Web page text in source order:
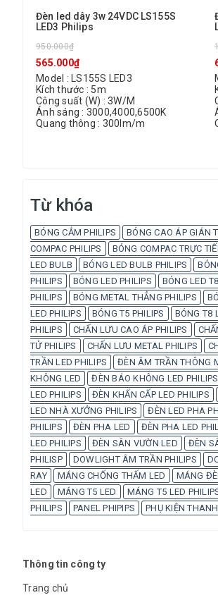
Đèn led dây 3w 24VDC LS155S
LED3 Philips
950.000₫
565.000₫
Model : LS155S LED3
Kích thước : 5m
Công suất (W) : 3W/M
Ánh sáng : 3000,4000,6500K
Quang thông : 300lm/m
Từ khóa
BÓNG CẮM PHILIPS BÓNG CAO ÁP GIÁN
COMPAC PHILIPS
BÓNG COMPAC TRỰC
LED BULB
BÓNG LED BULB PHILIPS
PHILIPS
BÓNG LED PHILIPS BÓNG LED T8
PHILIPS
BÓNG METAL THẲNG PHILIPS
LED PHILIPS
BÓNG T5 PHILIPS BÓNG T8
PHILIPS
CHẤN LƯU CAO ÁP PHILIPS
TỬ PHILIPS
CHẤN LƯU METAL PHILIPS
TRẦN LED PHILIPS
ĐÈN ÂM TRẦN THÔNG
KHÔNG LED
ĐÈN BÁO KHÔNG LED PHILIPS
LED PHILIPS
ĐÈN KHẨN CẤP LED PHILIPS
LED NHÀ XƯỞNG PHILIPS
ĐÈN LED PHA
PHILIPS
ĐÈN PHA LED ĐÈN PHA LED
LED PHILIPS
ĐÈN SÂN VƯỜN LED ĐÈN
PHILISP
DOWLIGHT ÂM TRẦN PHILIPS
RAY
MÁNG CHỐNG THẤM LED MÁNG
LED
MÁNG T5 LED MÁNG T5 LED
PHILIPS
PANEL PHIPIPS PHỤ KIỆN
Thông tin công ty
Trang chủ